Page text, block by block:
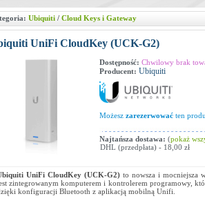
Ubiquiti / Cloud Keys i Gateway
UniFi CloudKey (UCK-G2)
Dostępność: Chwilowy brak
Producent: Ubiquiti
Możesz zarezerwować ten
Najtańsza dostawa: (pokaż
DHL (przedpłata) - 18,00 zł
UniFi CloudKey (UCK-G2) to nowsza i mocniejsza
zintegrowanym komputerem i kontrolerem programowy,
konfiguracji Bluetooth z aplikacją mobilną Unifi.